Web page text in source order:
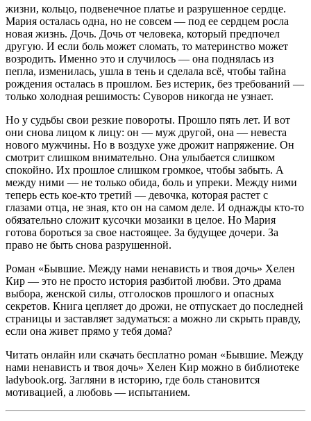
жизни, кольцо, подвенечное платье и разрушенное сердце.
Мария осталась одна, но не совсем — под ее сердцем росла
новая жизнь. Дочь. Дочь от человека, который предпочел
другую. И если боль может сломать, то материнство может
возродить. Именно это и случилось — она поднялась из
пепла, изменилась, ушла в тень и сделала всё, чтобы тайна
рождения осталась в прошлом. Без истерик, без требований —
только холодная решимость: Суворов никогда не узнает.
Но у судьбы свои резкие повороты. Прошло пять лет. И вот
они снова лицом к лицу: он — муж другой, она — невеста
нового мужчины. Но в воздухе уже дрожит напряжение. Он
смотрит слишком внимательно. Она улыбается слишком
спокойно. Их прошлое слишком громкое, чтобы забыть. А
между ними — не только обида, боль и упреки. Между ними
теперь есть кое-кто третий — девочка, которая растет с
глазами отца, не зная, кто он на самом деле. И однажды кто-то
обязательно сложит кусочки мозаики в целое. Но Мария
готова бороться за свое настоящее. За будущее дочери. За
право не быть снова разрушенной.
Роман «Бывшие. Между нами ненависть и твоя дочь» Хелен
Кир — это не просто история разбитой любви. Это драма
выбора, женской силы, отголосков прошлого и опасных
секретов. Книга цепляет до дрожи, не отпускает до последней
страницы и заставляет задуматься: а можно ли скрыть правду,
если она живет прямо у тебя дома?
Читать онлайн или скачать бесплатно роман «Бывшие. Между
нами ненависть и твоя дочь» Хелен Кир можно в библиотеке
ladybook.org. Загляни в историю, где боль становится
мотивацией, а любовь — испытанием.